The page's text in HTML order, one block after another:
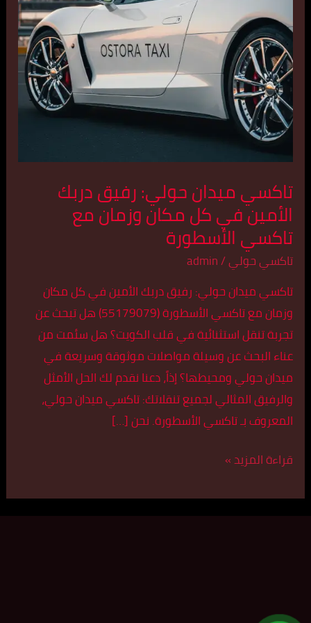
تاكسي ميدان حولي: رفيق دربك
الأمين في كل مكان وزمان مع
تاكسي الأسطورة
تاكسي حولي/
admin
تاكسي ميدان حولي: رفيق دربك الأمين في كل مكان
وزمان مع تاكسي الأسطورة (55179079) هل تبحث عن
تجربة تنقل استثنائية في قلب الكويت؟ هل سئمت من
عناء البحث عن وسيلة مواصلات موثوقة وسريعة في
ميدان حولي ومحيطها؟ إذاً، دعنا نقدم لك الحل الأمثل
والرفيق المثالي لجميع تنقلاتك: تاكسي ميدان حولي،
المعروف بـ تاكسي الأسطورة. نحن […]
في
كل
مكان
وزمان
مع
تاكسي
الأسطورة
قراءة المزيد »